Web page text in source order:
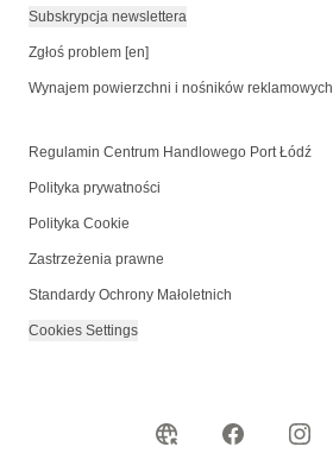
Subskrypcja newslettera
Zgłoś problem [en]
Wynajem powierzchni i nośników reklamowych
Regulamin Centrum Handlowego Port Łódź
Polityka prywatności
Polityka Cookie
Zastrzeżenia prawne
Standardy Ochrony Małoletnich
Cookies Settings